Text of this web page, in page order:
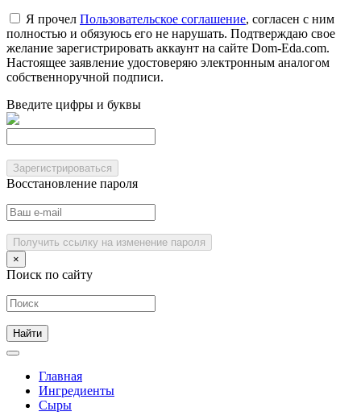
Я прочел Пользовательское соглашение, согласен с ним
полностью и обязуюсь его не нарушать. Подтверждаю свое
желание зарегистрировать аккаунт на сайте Dom-Eda.com.
Настоящее заявление удостоверяю электронным аналогом
собственноручной подписи.
Введите цифры и буквы
Зарегистрироваться
Восстановление пароля
Получить ссылку на изменение пароля
×
Поиск по сайту
Главная
Ингредиенты
Сыры